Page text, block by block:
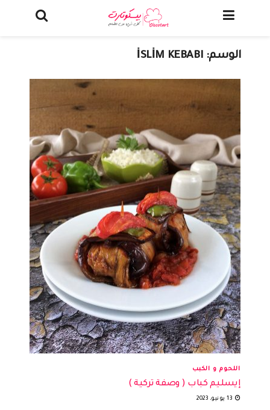
الوسم: İSLİM KEBABI
اللحوم و الكبب
إيسليم كباب ( وصفة تركية )